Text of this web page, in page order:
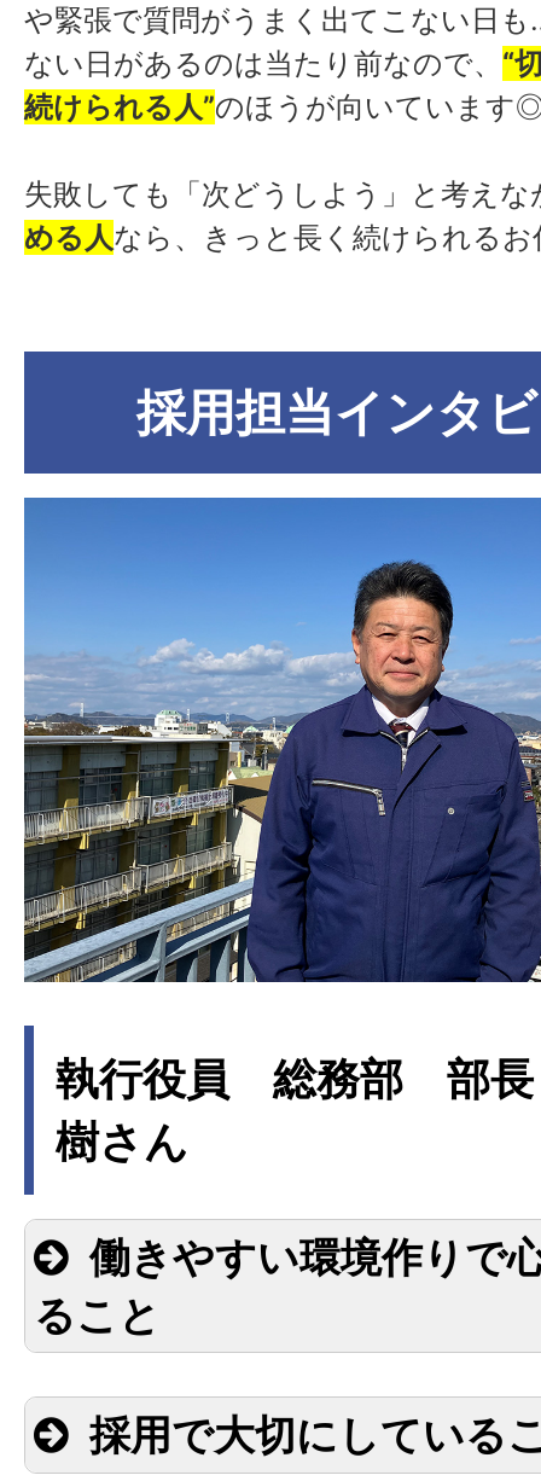
や緊張で質問がうまく出てこない日
ない日があるのは当たり前なので、 “
続けられる人”のほうが向いています
失敗しても「次どうしよう」と考えな
める人なら、きっと長く続けられるお
採用担当インタ
執行役員 総務部 部長
樹さん
働きやすい環境作りで
ること
採用で大切にしている